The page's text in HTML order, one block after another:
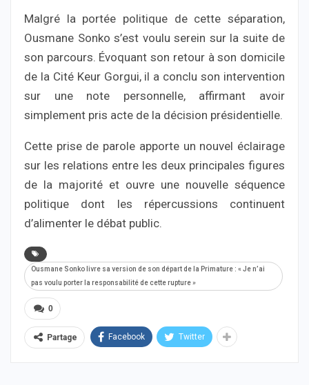
Malgré la portée politique de cette séparation,
Ousmane Sonko s’est voulu serein sur la suite de
son parcours. Évoquant son retour à son domicile
de la Cité Keur Gorgui, il a conclu son intervention
sur une note personnelle, affirmant avoir
simplement pris acte de la décision présidentielle.
Cette prise de parole apporte un nouvel éclairage
sur les relations entre les deux principales figures
de la majorité et ouvre une nouvelle séquence
politique dont les répercussions continuent
d’alimenter le débat public.
Ousmane Sonko livre sa version de son départ de la Primature : « Je n’ai
pas voulu porter la responsabilité de cette rupture »
0
Partage Facebook Twitter